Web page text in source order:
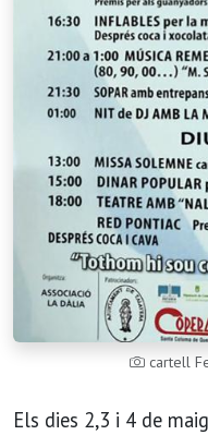
cartell
Els dies 2,3 i 4 de